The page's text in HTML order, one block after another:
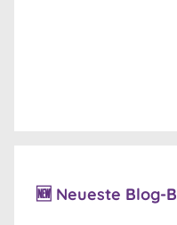
🆕 Neueste Blog-